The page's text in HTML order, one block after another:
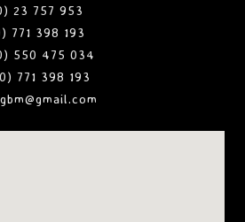
757 953
398 193
475 034
398 193